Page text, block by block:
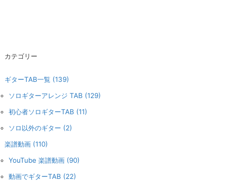
カテゴリー
ギターTAB一覧 (139)
ソロギターアレンジ TAB (129)
初心者ソロギターTAB (11)
ソロ以外のギター (2)
楽譜動画 (110)
YouTube 楽譜動画 (90)
動画でギターTAB (22)